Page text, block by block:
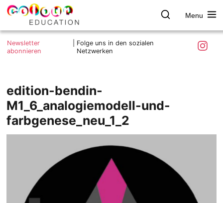
Skip
colour.education
Farbe
entdecken
Menu
Was ist colour.education?
Ziele und Mitmachen
Impressum
Datenschutzerklärung
Newsletter
abonnieren
Folge uns in den sozialen
Netzwerken
edition-bendin-
M1_6_analogiemodell-und-
farbgenese_neu_1_2